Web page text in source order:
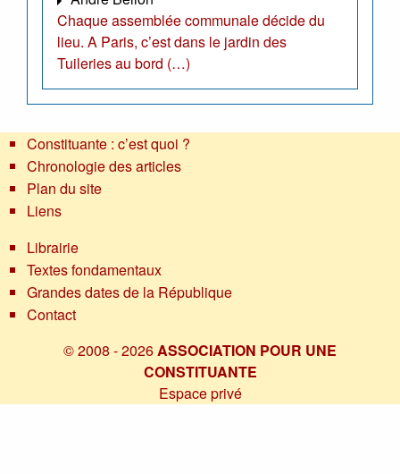
Chaque assemblée communale décide du
lieu. A Paris, c’est dans le jardin des
Tuileries au bord (…)
Constituante : c’est quoi ?
Chronologie des articles
Plan du site
Liens
Librairie
Textes fondamentaux
Grandes dates de la République
Contact
© 2008 - 2026ASSOCIATION POUR UNE
CONSTITUANTE
Espace privé